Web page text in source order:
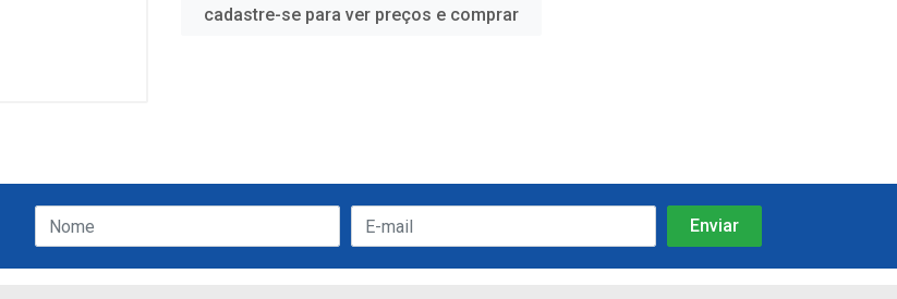
cadastre-se para ver preços e comprar